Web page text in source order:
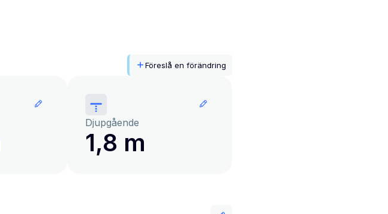
Föreslå en förändring
Djupgående
1,8 m